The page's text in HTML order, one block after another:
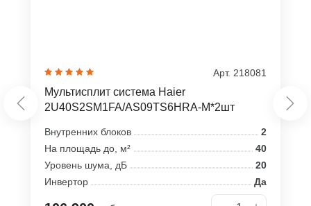
Арт. 218081
Мультисплит система Haier
2U40S2SM1FA/AS09TS6HRA-M*2шт
Внутренних блоков
2
На площадь до, м²
40
Уровень шума, дБ
20
Инвертор
Да